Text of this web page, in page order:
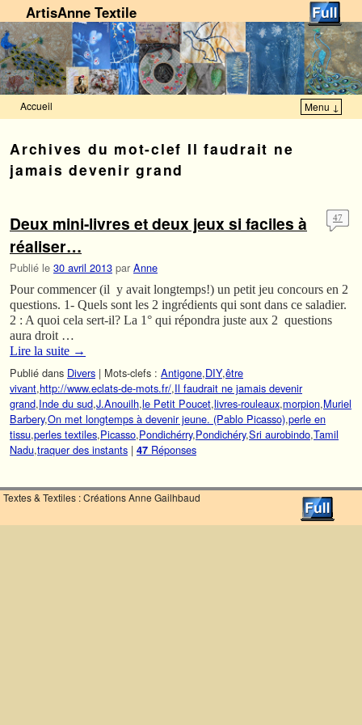
ArtisAnne Textile
Accueil Menu ↓
Archives du mot-clef Il faudrait ne
jamais devenir grand
Deux mini-livres et deux jeux si faciles à
réaliser…
Publié le 30 avril 2013 par Anne
47
Pour commencer (il y avait longtemps!) un petit jeu concours en 2
questions. 1- Quels sont les 2 ingrédients qui sont dans ce saladier.
2 : A quoi cela sert-il? La 1° qui répondra juste aux 2 questions
aura droit …
Lire la suite →
Publié dans Divers | Mots-clefs : Antigone,DIY,être
vivant,http://www.eclats-de-mots.fr/,Il faudrait ne jamais devenir
grand,Inde du sud,J.Anouilh,le Petit Poucet,livres-rouleaux,morpion,Muriel
Barbery,On met longtemps à devenir jeune. (Pablo Picasso),perle en
tissu,perles textiles,Picasso,Pondichérry,Pondichéry,Sri aurobindo,Tamil
Nadu,traquer des instants | 47 Réponses
Textes & Textiles : Créations Anne Gailhbaud